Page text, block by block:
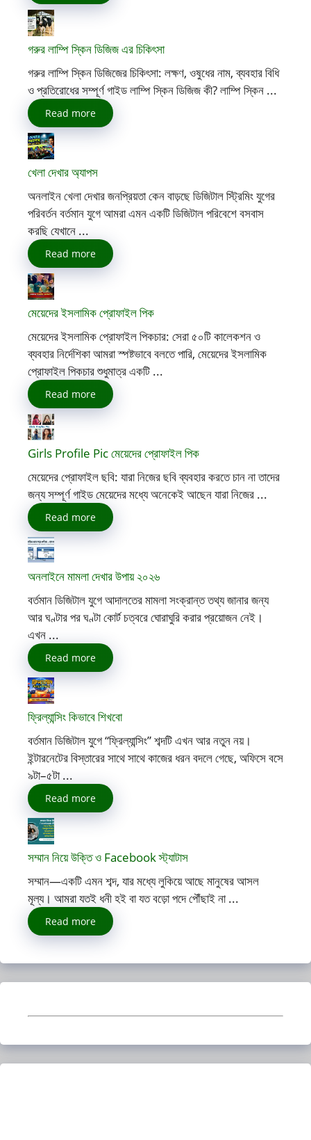
গরুর লাম্পি স্কিন ডিজিজ এর চিকিৎসা
গরুর লাম্পি স্কিন ডিজিজের চিকিৎসা: লক্ষণ, ওষুধের নাম, ব্যবহার বিধি
ও প্রতিরোধের সম্পূর্ণ গাইড লাম্পি স্কিন ডিজিজ কী? লাম্পি স্কিন ...
Read more
খেলা দেখার অ্যাপস
অনলাইন খেলা দেখার জনপ্রিয়তা কেন বাড়ছে ডিজিটাল স্ট্রিমিং যুগের
পরিবর্তন বর্তমান যুগে আমরা এমন একটি ডিজিটাল পরিবেশে বসবাস
করছি যেখানে ...
Read more
মেয়েদের ইসলামিক প্রোফাইল পিক
মেয়েদের ইসলামিক প্রোফাইল পিকচার: সেরা ৫০টি কালেকশন ও
ব্যবহার নির্দেশিকা আমরা স্পষ্টভাবে বলতে পারি, মেয়েদের ইসলামিক
প্রোফাইল পিকচার শুধুমাত্র একটি ...
Read more
Girls Profile Pic মেয়েদের প্রোফাইল পিক
মেয়েদের প্রোফাইল ছবি: যারা নিজের ছবি ব্যবহার করতে চান না তাদের
জন্য সম্পূর্ণ গাইড মেয়েদের মধ্যে অনেকেই আছেন যারা নিজের ...
Read more
অনলাইনে মামলা দেখার উপায় ২০২৬
বর্তমান ডিজিটাল যুগে আদালতের মামলা সংক্রান্ত তথ্য জানার জন্য
আর ঘণ্টার পর ঘণ্টা কোর্ট চত্বরে ঘোরাঘুরি করার প্রয়োজন নেই।
এখন ...
Read more
ফ্রিল্যান্সিং কিভাবে শিখবো
বর্তমান ডিজিটাল যুগে “ফ্রিল্যান্সিং” শব্দটি এখন আর নতুন নয়।
ইন্টারনেটের বিস্তারের সাথে সাথে কাজের ধরন বদলে গেছে, অফিসে বসে
৯টা–৫টা ...
Read more
সম্মান নিয়ে উক্তি ও Facebook স্ট্যাটাস
সম্মান—একটি এমন শব্দ, যার মধ্যে লুকিয়ে আছে মানুষের আসল
মূল্য। আমরা যতই ধনী হই বা যত বড়ো পদে পৌঁছাই না ...
Read more